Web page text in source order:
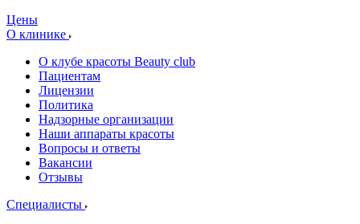
Цены
О клинике
О клубе красоты Beauty club
Пациентам
Лицензии
Политика
Надзорные организации
Наши аппараты красоты
Вопросы и ответы
Вакансии
Отзывы
Специалисты